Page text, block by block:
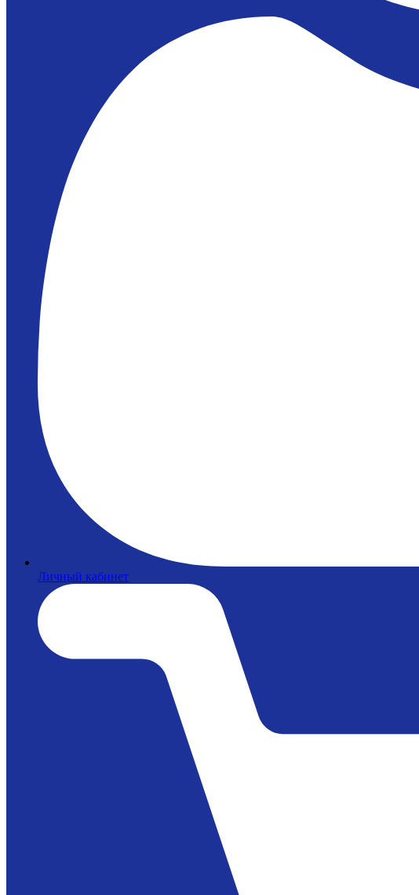
Личный кабинет